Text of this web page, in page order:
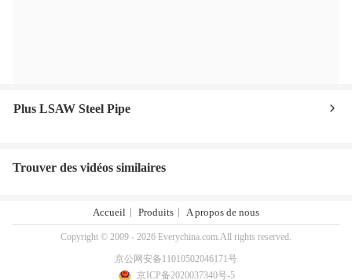
Plus LSAW Steel Pipe
Trouver des vidéos similaires
Accueil Produits A propos de nous
Copyright © 2009 - 2026 Everychina.com.All rights reserved.
京公网安备11010502046171号
京ICP备2020037340号-5